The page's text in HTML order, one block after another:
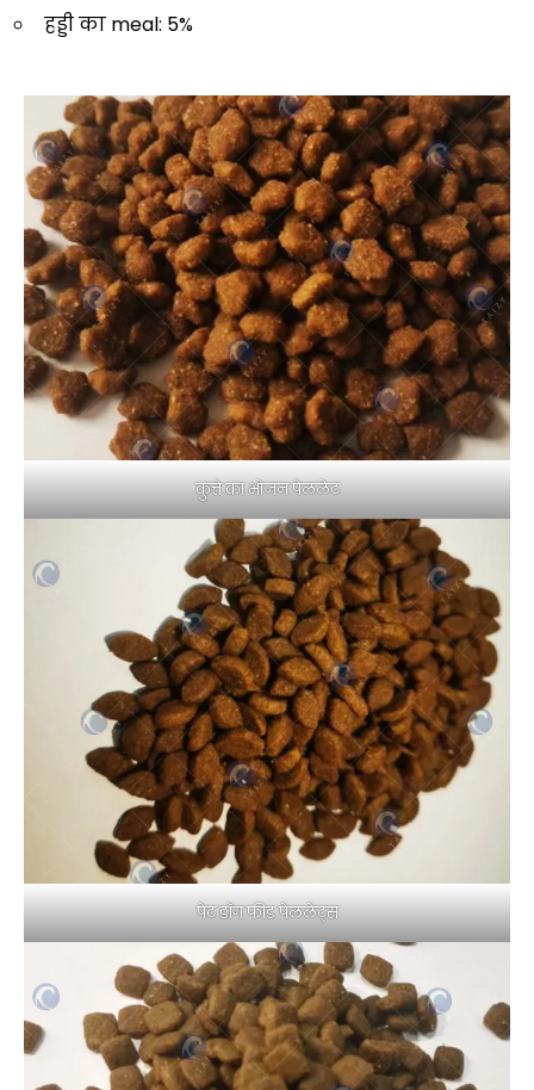
हड्डी का meal: 5%
कुत्ते का भोजन पेललेट
पेट डॉग फीड पेललेट्स